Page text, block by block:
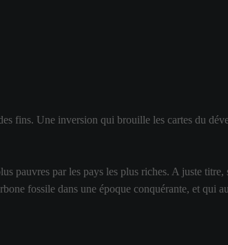
fins. Une inversion qui brouille les cartes du
pauvres par les pays les plus riches. A juste titre,
fossile dans une époque conquérante, et qui